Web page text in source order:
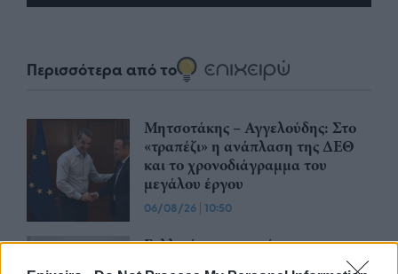
Περισσότερα από το
Μητσοτάκης – Αγγελούδης: Στο
«τραπέζι» η ανάπλαση της ΔΕΘ
και το χρονοδιάγραμμα του
μεγάλου έργου
06/08/26 | 10:50
Γαλλική συμμετοχή στη
διασύνδεση Ελλάδας–Κύπρου: Η